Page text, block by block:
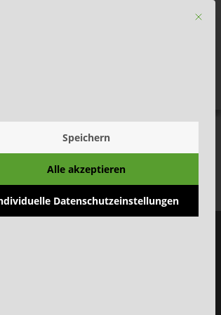
Mit
erste Service-Gruppe
Speichern
Alle akzeptieren
Datenschutzeinstellungen